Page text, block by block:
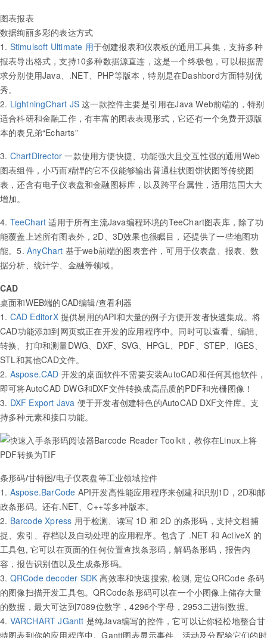
图表报表
数据绚丽多彩的表达方式
1. Stimulsoft Ultimate 用于创建报表和仪表板的通用工具集，支持多种
报表导出格式，支持10多种数据源直连，这是一个终极包，可以根据需
求分别使用Java、.NET、PHP等版本，特别是在Dashbord方面特别优
秀。
2. LightningChart JS这一款控件主要是引用在Java Web前端的，特别
适合科研和金融工作，有丰富的图表表现形式，它还有一个免费开源版
本的表兄弟“Echarts”
3. ChartDirector一款使用方便快捷、功能强大且交互性强的通用Web
图表组件，小巧而精悍的它不仅能够输出普通柱状图饼状图等传统图
表，还含有电子仪表盘和金融图标库，以及跨平台属性，适用范围大大
增加。
4. TeeChart适用于所有主流Java编程环境的TeeChart图表库，除了功
能覆盖上述所有图表外，2D、3D效果也很瞩目，还提供了一些地图功
能。5. AnyChart 基于web前端的图表套件，可用于仪表盘、报表、数
据分析、统计学、金融等领域。
CAD
桌面和WEB端的CAD编辑/查看利器
1. CAD EditorX提供易用的API和大量的例子方便开发者快速集成。将
CAD功能添加到网页或正在开发的应用程序中。同时可以查看、编辑、
转换、打印和测量DWG、DXF、SVG、HPGL、PDF、STEP、IGES、
STL和其他CAD文件。
2. Aspose.CAD 开发的桌面软件不需要安装AutoCAD和任何其他软件，
即可将AutoCAD DWG和DXF文件转换成高品质的PDF和光栅图像！
3. DXF Export Java 便于开发者创建特色的AutoCAD DXF文件库。支
持多种元素和接口功能。
条形码/甘特图/电子仪表盘等工业领域控件
1. Aspose.BarCode API开发高性能应用程序来创建和识别1D，2D和邮
政条形码。还有.NET、C++等多种版本。
2. Barcode Xpress 用于检测、读写 1D 和 2D 的条形码，支持文档捕
捉、索引、存档以及自动处理的应用程序。包含了 .NET 和 ActiveX 的
工具包, 它可以在页面的任何位置查找条形码，解码条形码，报告内
容，报告识别值以及生成条形码。
3. QRCode decoder SDK 高效率和快速搜索, 检测, 定位QRCode 条码
的图像扫描开发工具包。QRCode条形码可以在一个小图像上储存大量
的数据，最大可达到7089位数字，4296个字母，2953二进制数据。
4. VARCHART JGantt 是纯Java编写的控件，它可以让你轻松地整合甘
特图表到你的应用程序中。Gantt图表显示事件、活动及分配给它们的时